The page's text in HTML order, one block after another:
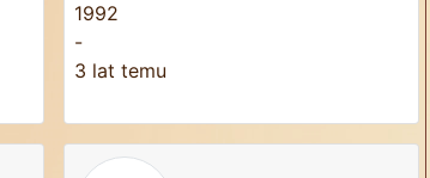
1992
-
3 lat temu